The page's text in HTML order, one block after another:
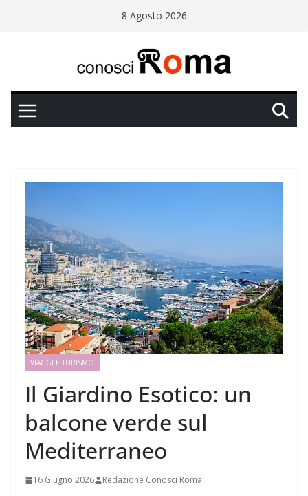
8 Agosto 2026
VIAGGI E TURISMO
Il Giardino Esotico: un
balcone verde sul
Mediterraneo
16 Giugno 2026 Redazione Conosci Roma